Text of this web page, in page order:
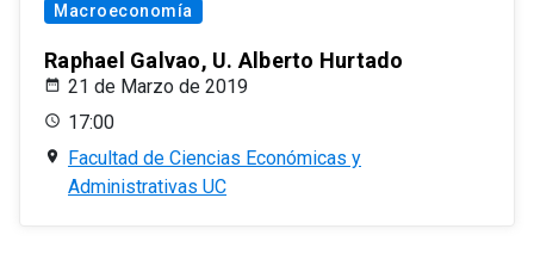
Macroeconomía
Raphael Galvao, U. Alberto Hurtado
21 de Marzo de 2019
17:00
Facultad de Ciencias Económicas y
Administrativas UC